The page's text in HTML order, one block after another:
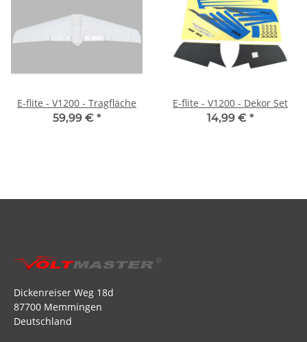
E-flite - V1200 - Tragfläche
59,99 € *
E-flite - V1200 - Dekor Set
14,99 € *
Dickenreiser Weg 18d
87700 Memmingen
Deutschland